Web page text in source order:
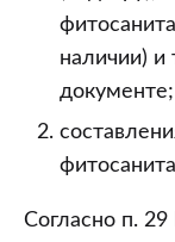
наличии) и
документе;
Согласно п.